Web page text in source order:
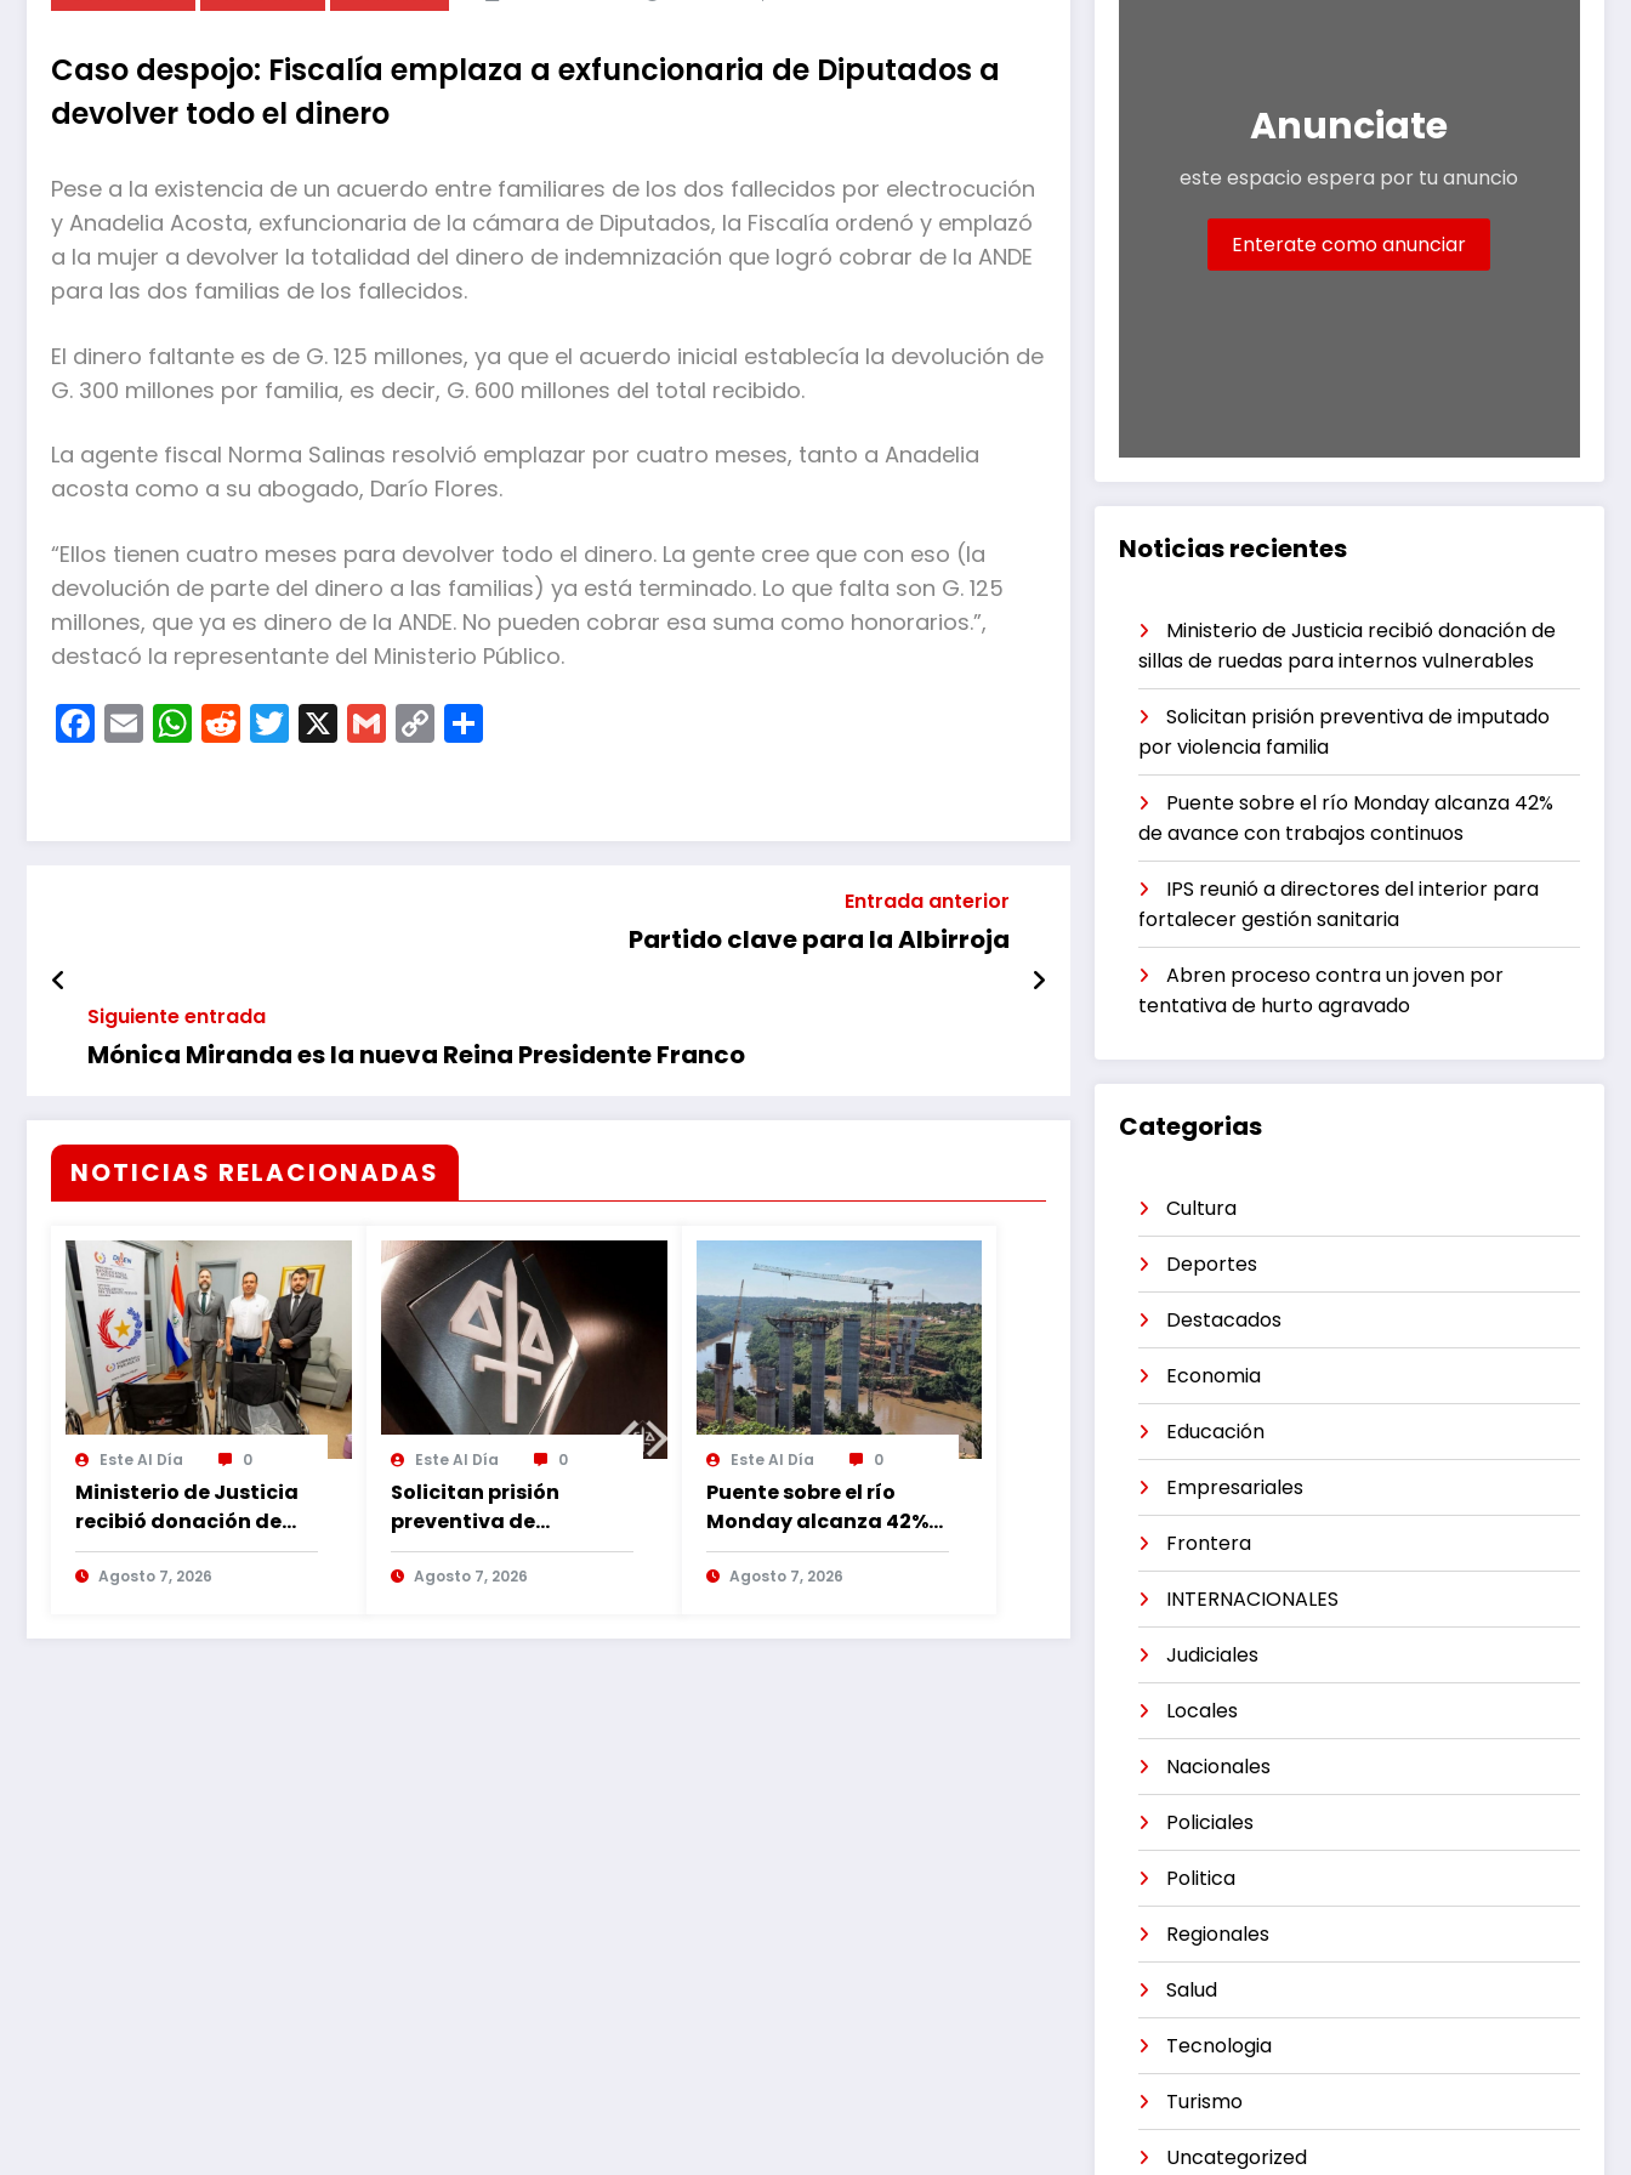
Caso despojo: Fiscalía emplaza a exfuncionaria de Diputados a
devolver todo el dinero
Pese a la existencia de un acuerdo entre familiares de los dos fallecidos por electrocución
y Anadelia Acosta, exfuncionaria de la cámara de Diputados, la Fiscalía ordenó y emplazó
a la mujer a devolver la totalidad del dinero de indemnización que logró cobrar de la ANDE
para las dos familias de los fallecidos.
El dinero faltante es de G. 125 millones, ya que el acuerdo inicial establecía la devolución de
G. 300 millones por familia, es decir, G. 600 millones del total recibido.
La agente fiscal Norma Salinas resolvió emplazar por cuatro meses, tanto a Anadelia
acosta como a su abogado, Darío Flores.
“Ellos tienen cuatro meses para devolver todo el dinero. La gente cree que con eso (la
devolución de parte del dinero a las familias) ya está terminado. Lo que falta son G. 125
millones, que ya es dinero de la ANDE. No pueden cobrar esa suma como honorarios.”,
destacó la representante del Ministerio Público.
Facebook
EmailWhatsApp
Reddit
Twitter
X Gmail
Copy
Entrada anterior
Partido clave para la Albirroja
Siguiente entrada
Mónica Miranda es la nueva Reina Presidente Franco
NOTICIAS RELACIONADAS
Este Al Día 0
Ministerio de Justicia
recibió donación de
sillas de ruedas para
internos vulnerables
Agosto 7, 2026
Este Al Día 0
Solicitan prisión
preventiva de
imputado por
violencia familia
Agosto 7, 2026
Este Al Día 0
Puente sobre el río
Monday alcanza 42%
de avance con
trabajos continuos
Agosto 7, 2026
Anunciate
este espacio espera por tu anuncio
Enterate como anunciar
Noticias recientes
Ministerio de Justicia recibió donación de
sillas de ruedas para internos vulnerables
Solicitan prisión preventiva de imputado
por violencia familia
Puente sobre el río Monday alcanza 42%
de avance con trabajos continuos
IPS reunió a directores del interior para
fortalecer gestión sanitaria
Abren proceso contra un joven por
tentativa de hurto agravado
Categorias
Cultura
Deportes
Destacados
Economia
Educación
Empresariales
Frontera
INTERNACIONALES
Judiciales
Locales
Nacionales
Policiales
Politica
Regionales
Salud
Tecnologia
Turismo
Uncategorized